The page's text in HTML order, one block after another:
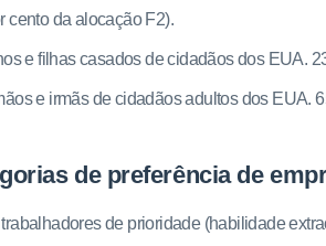
cento da alocação F2).
e filhas casados de cidadãos dos EUA.
e irmãs de cidadãos adultos dos EUA.
de preferência de
trabalhadores de prioridade (habilidade